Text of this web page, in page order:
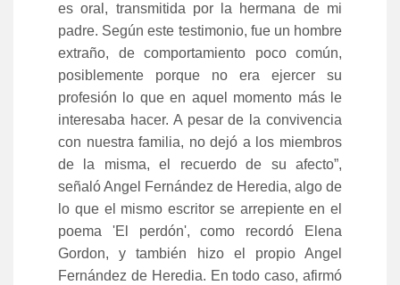
es oral, transmitida por la hermana de mi
padre. Según este testimonio, fue un hombre
extraño, de comportamiento poco común,
posiblemente porque no era ejercer su
profesión lo que en aquel momento más le
interesaba hacer. A pesar de la convivencia
con nuestra familia, no dejó a los miembros
de la misma, el recuerdo de su afecto”,
señaló Angel Fernández de Heredia, algo de
lo que el mismo escritor se arrepiente en el
poema 'El perdón', como recordó Elena
Gordon, y también hizo el propio Angel
Fernández de Heredia. En todo caso, afirmó